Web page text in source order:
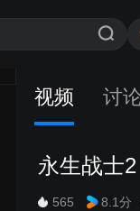
视频 讨
永生战士2
565 8.1分